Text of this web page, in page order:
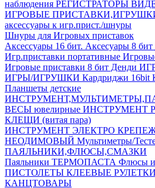
наблюдения РЕГИСТРАТОРЫ
ИГРОВЫЕ
аксесcуары к игр.прист./шнуры
Шнуры для Игровых приставок
Аксессуары 16 бит. Аксесуары 8 бит
Игр.приставки портативные
Игровые приставки 8 бит Денди
ИГРЫ/ИГРУШКИ Кардриджи 16bit
Планшеты детские
ВЕСЫ ювелирные ИНСТРУМЕНТ
КЛЕЩИ (витая пара)
ИНСТРУМЕНТ ЭЛЕКТРО
НЕОДИМОВЫЙ Мультиметры/
ПАЯЛЬНИКИ,ФЛЮСЫ,СМАЗКИ
Паяльники ТЕРМОПАСТА Флюсы и
ПИСТОЛЕТЫ КЛЕЕВЫЕ РУЛЕТКИ
КАНЦТОВАРЫ